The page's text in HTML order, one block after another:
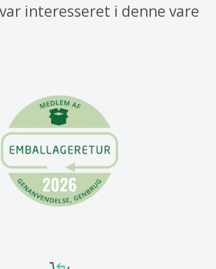
interesseret i denne vare